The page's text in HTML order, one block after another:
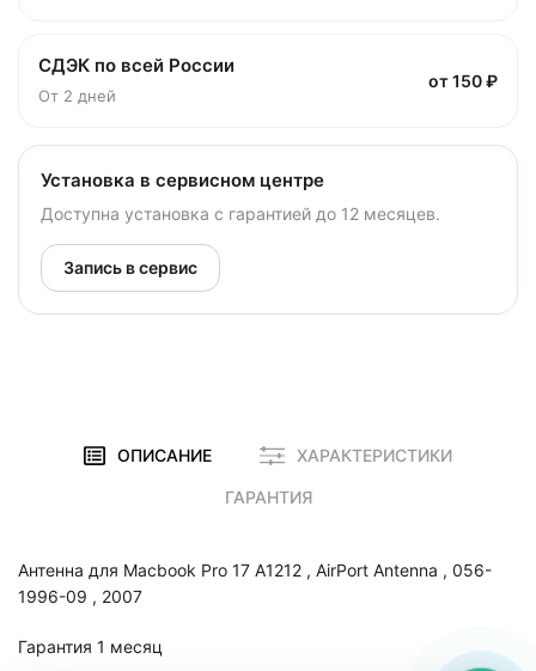
СДЭК по всей России
От 2 дней
от 150 ₽
Установка в сервисном центре
Доступна установка с гарантией до 12 месяцев.
Запись в сервис
ОПИСАНИЕ ХАРАКТЕРИСТИКИ
ГАРАНТИЯ
Антенна для Macbook Pro 17 A1212 , AirPort Antenna , 056-
1996-09 , 2007
Гарантия 1 месяц